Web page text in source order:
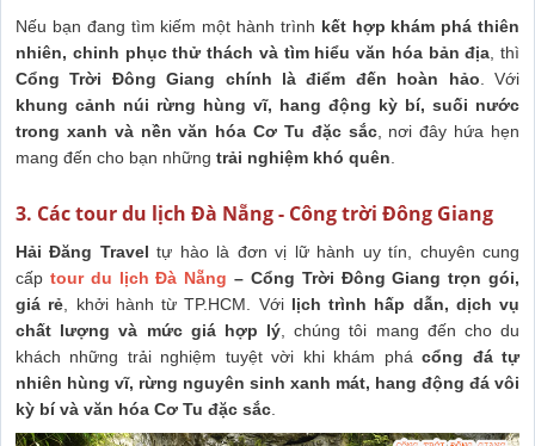
Nếu bạn đang tìm kiếm một hành trình kết hợp khám phá thiên
nhiên, chinh phục thử thách và tìm hiểu văn hóa bản địa, thì
Cổng Trời Đông Giang chính là điểm đến hoàn hảo. Với
khung cảnh núi rừng hùng vĩ, hang động kỳ bí, suối nước
trong xanh và nền văn hóa Cơ Tu đặc sắc, nơi đây hứa hẹn
mang đến cho bạn những trải nghiệm khó quên.
3. Các tour du lịch Đà Nẵng - Công trời Đông Giang
Hải Đăng Travel tự hào là đơn vị lữ hành uy tín, chuyên cung
cấp tour du lịch Đà Nẵng – Cổng Trời Đông Giang trọn gói,
giá rẻ, khởi hành từ TP.HCM. Với lịch trình hấp dẫn, dịch vụ
chất lượng và mức giá hợp lý, chúng tôi mang đến cho du
khách những trải nghiệm tuyệt vời khi khám phácổng đá tự
nhiên hùng vĩ, rừng nguyên sinh xanh mát, hang động đá vôi
kỳ bí và văn hóa Cơ Tu đặc sắc.